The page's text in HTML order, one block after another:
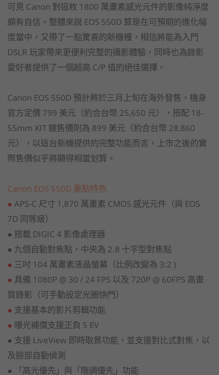
可見 Canon 對這枚 1800 萬畫素感光元件的影像純淨度
頗有自信。整體來說 EOS 550D 算是在可預期的進化幅
度當中，又帶了一點驚喜的新機種，相信將能為入門
DSLR 玩家帶來更便利完整的攝影體驗，同時也為錄影
愛好者提供了一個超高 C/P 值的絕佳選擇。
Canon EOS 550D 預計將於三月上旬在海外發售，機身
官方定價 799 美元（約合台幣 25,650 元），搭配 18-
55mm KIT 鏡售價則為 899 美元（約合台幣 28,860
元），以這台新機提供的完整功能而言，上市之後的實
際售價似乎將顯得相當划算。
Canon EOS 550D 重點特色
● APS-C 尺寸 1,870 萬畫素 CMOS 感光元件（與 EOS
7D 同等級）
● 搭載 DIGIC 4 影像處理器
● 九個自動對焦點，中央為 2.8 十字型對焦點
● 三吋 104 萬畫素液晶螢幕（比例改變為 3:2 )
● 具備 1080P @ 30 / 24 FPS 以及 720P @ 60FPS 高畫
質錄影（可手動設定光圈快門）
● 支援基本的影片剪輯功能
● 曝光補償支援正負 5 EV
● 支援 LiveView 即時取景功能，並支援對比式對焦，以
及臉部自動偵測
● 「高光優先」與「階調優先」功能